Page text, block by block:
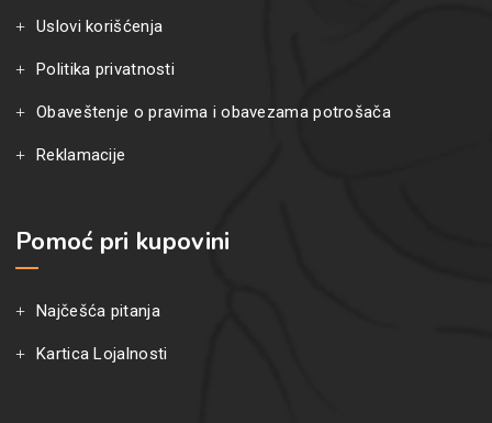
Uslovi korišćenja
Politika privatnosti
Obaveštenje o pravima i obavezama potrošača
Reklamacije
Pomoć pri kupovini
Najčešća pitanja
Kartica Lojalnosti